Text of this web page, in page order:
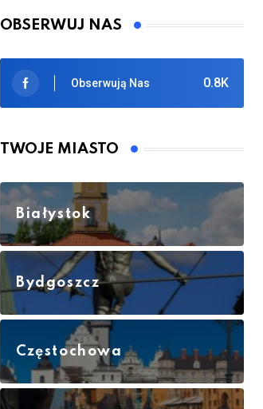
OBSERWUJ NAS
0.8K
Obserwują Nas
TWOJE MIASTO
Białystok
Bydgoszcz
Częstochowa